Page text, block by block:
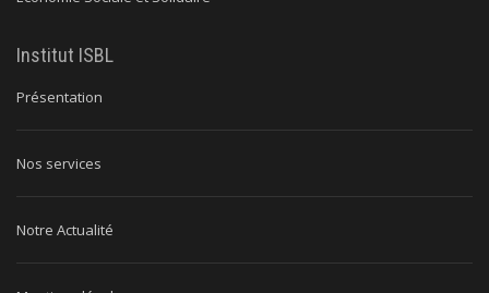
Institut ISBL
Présentation
Nos services
Notre Actualité